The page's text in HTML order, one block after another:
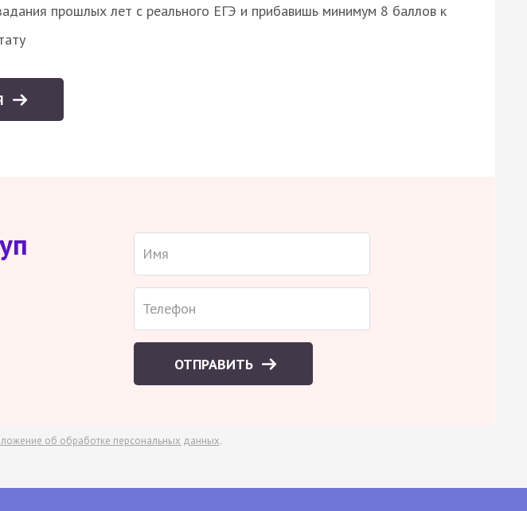
прошлых лет с реального ЕГЭ и прибавишь минимум 8 баллов к
ОТПРАВИТЬ
об обработке персональных данных.